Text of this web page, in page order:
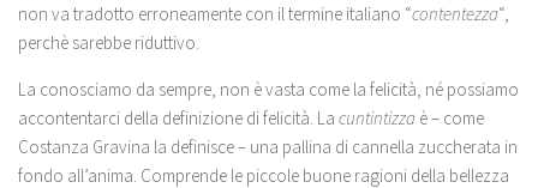
non va tradotto erroneamente con il termine italiano “contentezza“,
perchè sarebbe riduttivo.
La conosciamo da sempre, non è vasta come la felicità, né possiamo
accontentarci della definizione di felicità. La cuntintizza è – come
Costanza Gravina la definisce – una pallina di cannella zuccherata in
fondo all’anima. Comprende le piccole buone ragioni della bellezza